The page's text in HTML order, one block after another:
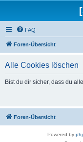
FAQ
Foren-Übersicht
Alle Cookies löschen
Bist du dir sicher, dass du
Foren-Übersicht
Powered by